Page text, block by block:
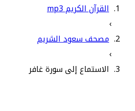
القرآن الكريم mp3
›
مصحف سعود الشريم
›
الاستماع إلى سورة غافر